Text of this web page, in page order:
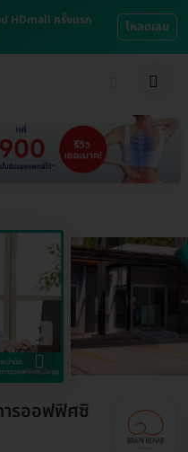
HDmall ครั้งแรก
โหลดเลย
ารออฟฟิศซิ